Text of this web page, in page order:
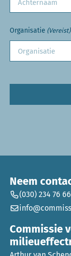
Organisatie (Vereist)
Neem
(030) 234 76 66
Commissie